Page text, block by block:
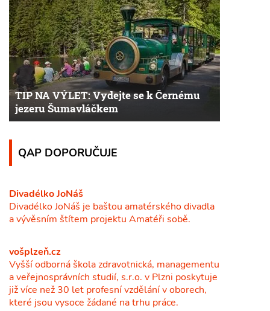
TIP NA VÝLET: Vydejte se k Černému
jezeru Šumavláčkem
QAP DOPORUČUJE
Divadélko JoNáš
Divadélko JoNáš je baštou amatérského divadla
a vývěsním štítem projektu Amatéři sobě.
vošplzeň.cz
Vyšší odborná škola zdravotnická, managementu
a veřejnosprávních studií, s.r.o. v Plzni poskytuje
již více než 30 let profesní vzdělání v oborech,
které jsou vysoce žádané na trhu práce.